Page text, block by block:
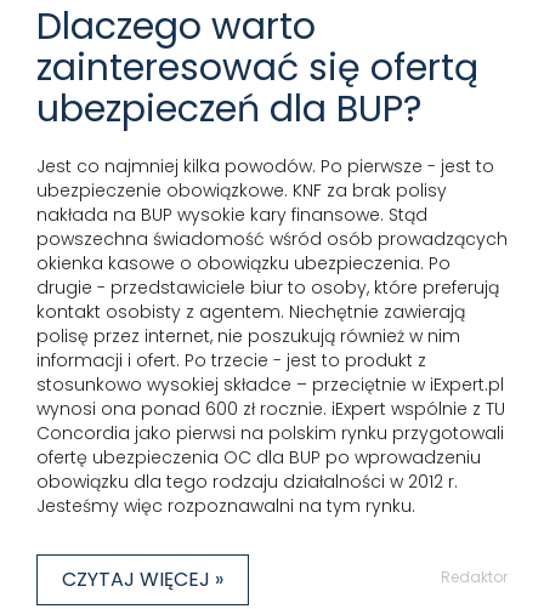
Dlaczego warto
zainteresować się ofertą
ubezpieczeń dla BUP?
Jest co najmniej kilka powodów. Po pierwsze - jest to
ubezpieczenie obowiązkowe. KNF za brak polisy
nakłada na BUP wysokie kary finansowe. Stąd
powszechna świadomość wśród osób prowadzących
okienka kasowe o obowiązku ubezpieczenia. Po
drugie - przedstawiciele biur to osoby, które preferują
kontakt osobisty z agentem. Niechętnie zawierają
polisę przez internet, nie poszukują również w nim
informacji i ofert. Po trzecie - jest to produkt z
stosunkowo wysokiej składce – przeciętnie w iExpert.pl
wynosi ona ponad 600 zł rocznie. iExpert wspólnie z TU
Concordia jako pierwsi na polskim rynku przygotowali
ofertę ubezpieczenia OC dla BUP po wprowadzeniu
obowiązku dla tego rodzaju działalności w 2012 r.
Jesteśmy więc rozpoznawalni na tym rynku.
CZYTAJ WIĘCEJ » Redaktor